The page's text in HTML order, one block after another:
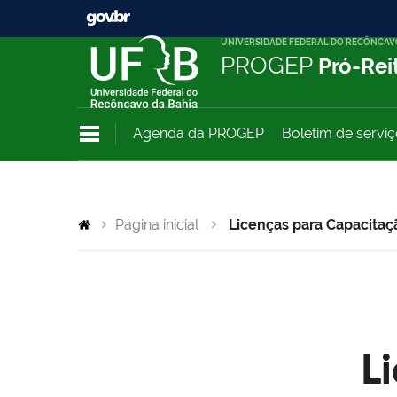
UNIVERSIDADE FEDERAL DO
PROGEP Pró-
Agenda da PROGEP Boletim de
Página inicial Licenças para